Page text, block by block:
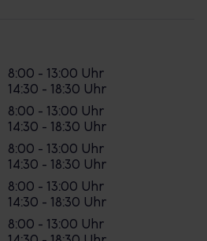
8:00 - 13:00 Uhr
14:30 - 18:30 Uhr
8:00 - 13:00 Uhr
14:30 - 18:30 Uhr
8:00 - 13:00 Uhr
14:30 - 18:30 Uhr
8:00 - 13:00 Uhr
14:30 - 18:30 Uhr
8:00 - 13:00 Uhr